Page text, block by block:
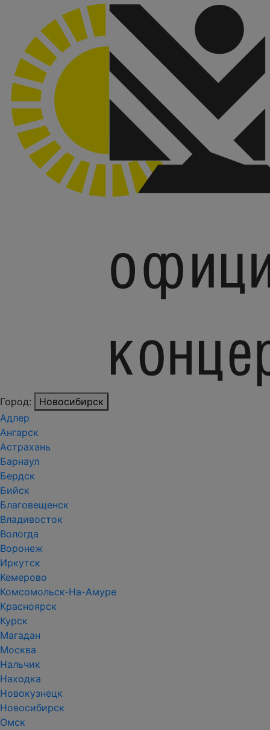
Город:
Новосибирск
Адлер
Ангарск
Астрахань
Барнаул
Бердск
Бийск
Благовещенск
Владивосток
Вологда
Воронеж
Иркутск
Кемерово
Комсомольск-На-Амуре
Красноярск
Курск
Магадан
Москва
Нальчик
Находка
Новокузнецк
Новосибирск
Омск